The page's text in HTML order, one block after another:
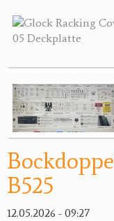
Pistolen
Revolver
Munition
Optik
Zubehör
Jagdangebote
B525
12.05.2026 - 09:27